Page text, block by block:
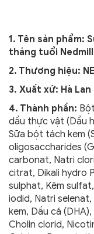
1. Tên sản phẩm:
tháng tuổi Nedmill
2. Thương hiệu:
3. Xuất xứ: Hà Lan
4. Thành phần:
dầu thực vật (Dầu
Sữa bột tách kem
oligosaccharides
carbonat, Natri
citrat, Dikali hydro
sulphat, Kẽm
iodid, Natri
kem, Dầu cá
Cholin clorid,